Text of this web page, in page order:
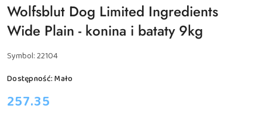
Wolfsblut Dog Limited Ingredients
Wide Plain - konina i bataty 9kg
Symbol:22104
Dostępność:Mało
cena:
257.35